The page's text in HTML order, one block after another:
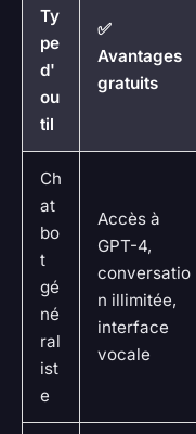
Ty
pe
d'
ou
til
✅
Avantages
gratuits
Ch
at
bo
t
gé
né
ral
ist
e
Accès à
GPT-4,
conversatio
n illimitée,
interface
vocale